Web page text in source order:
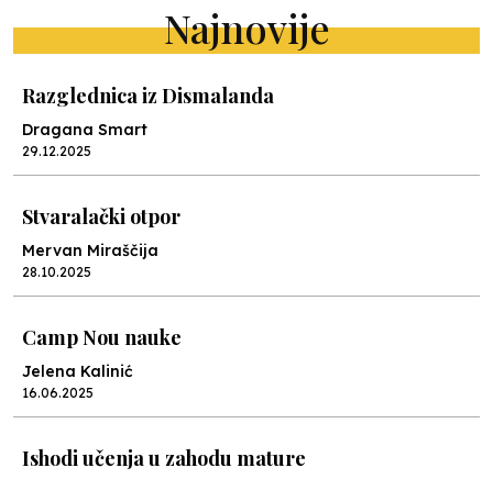
Najnovije
Razglednica iz Dismalanda
Dragana Smart
29.12.2025
Stvaralački otpor
Mervan Miraščija
28.10.2025
Camp Nou nauke
Jelena Kalinić
16.06.2025
Ishodi učenja u zahodu mature